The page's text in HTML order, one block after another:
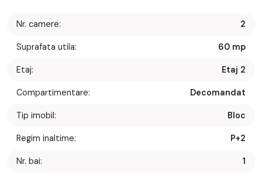
Nr. camere: 2
Suprafata utila: 60 mp
Etaj: Etaj 2
Compartimentare: Decomandat
Tip imobil: Bloc
Regim inaltime: P+2
Nr. bai: 1